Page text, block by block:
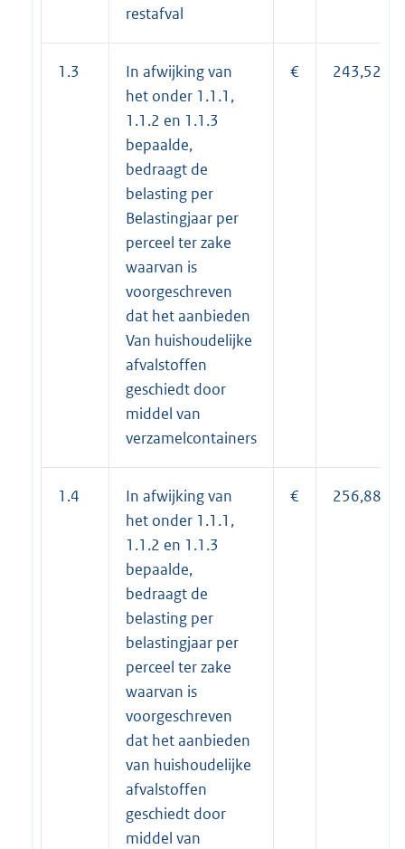
restafval
1.3
In afwijking van
het onder 1.1.1,
1.1.2 en 1.1.3
bepaalde,
bedraagt de
belasting per
Belastingjaar per
perceel ter zake
waarvan is
voorgeschreven
dat het aanbieden
Van huishoudelijke
afvalstoffen
geschiedt door
middel van
verzamelcontainers
€ 243,52
1.4
In afwijking van
het onder 1.1.1,
1.1.2 en 1.1.3
bepaalde,
bedraagt de
belasting per
belastingjaar per
perceel ter zake
waarvan is
voorgeschreven
dat het aanbieden
van huishoudelijke
afvalstoffen
geschiedt door
middel van
€ 256,88